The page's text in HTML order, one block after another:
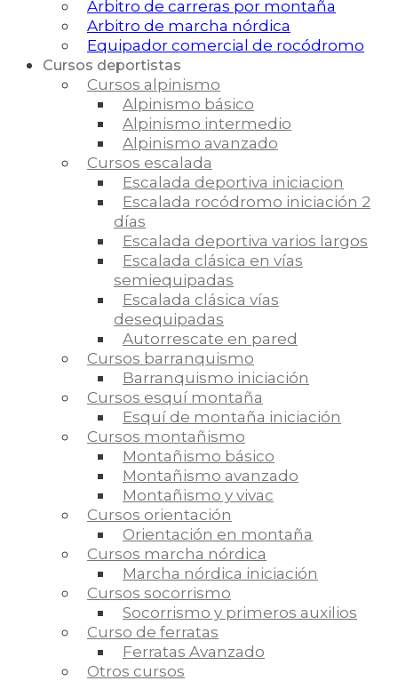
Arbitro de carreras por montaña
Arbitro de marcha nórdica
Equipador comercial de rocódromo
Cursos deportistas
Cursos alpinismo
Alpinismo básico
Alpinismo intermedio
Alpinismo avanzado
Cursos escalada
Escalada deportiva iniciacion
Escalada rocódromo iniciación 2
días
Escalada deportiva varios largos
Escalada clásica en vías
semiequipadas
Escalada clásica vías
desequipadas
Autorrescate en pared
Cursos barranquismo
Barranquismo iniciación
Cursos esquí montaña
Esquí de montaña iniciación
Cursos montañismo
Montañismo básico
Montañismo avanzado
Montañismo y vivac
Cursos orientación
Orientación en montaña
Cursos marcha nórdica
Marcha nórdica iniciación
Cursos socorrismo
Socorrismo y primeros auxilios
Curso de ferratas
Ferratas Avanzado
Otros cursos